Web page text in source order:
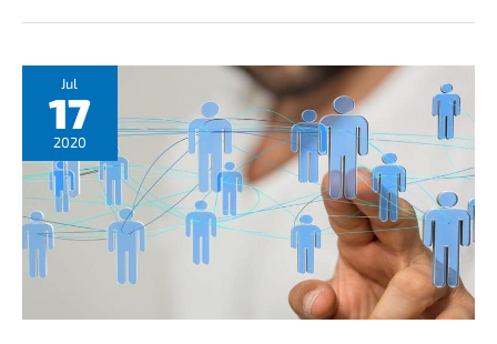
Now?
Part
Jul
17
2020